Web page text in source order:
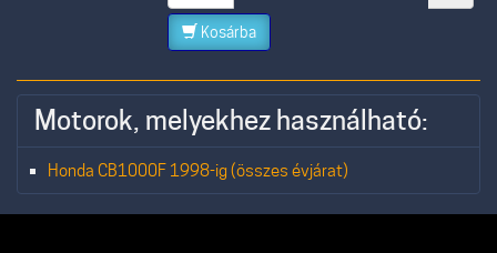
Kosárba
Motorok, melyekhez használható:
Honda CB1000F 1998-ig (összes évjárat)